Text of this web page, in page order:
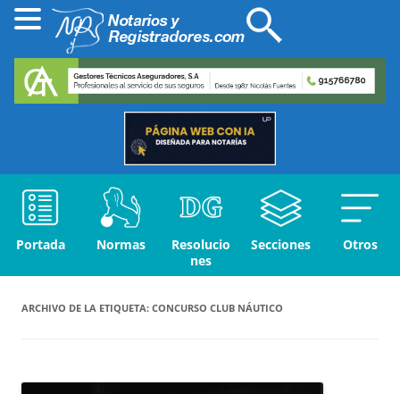
Portada Normas
Resolucio
nes
Secciones Otros
ARCHIVO DE LA ETIQUETA: CONCURSO CLUB NÁUTICO